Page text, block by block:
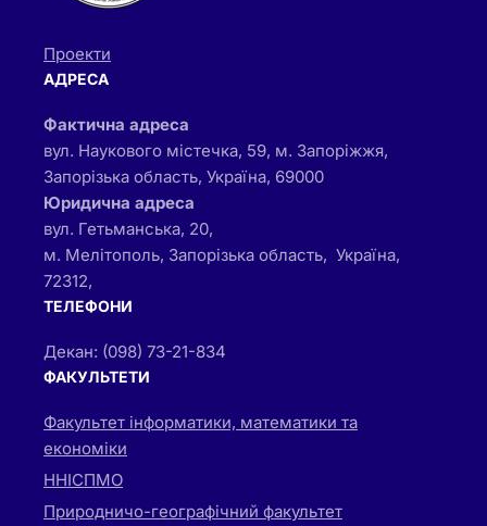
Проекти
АДРЕСА
Фактична адреса
вул. Наукового містечка, 59, м. Запоріжжя,
Запорізька область, Україна, 69000
Юридична адреса
вул. Гетьманська, 20,
м. Мелітополь, Запорізька область, Україна,
72312,
ТЕЛЕФОНИ
Декан: (098) 73-21-834
ФАКУЛЬТЕТИ
Факультет інформатики, математики та
економіки
ННІСПМО
Природничо-географічний факультет